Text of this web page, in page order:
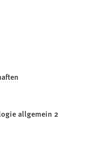
allgemein 2